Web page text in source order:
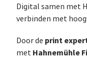
Digital samen met
verbinden met
Door de print
met Hahnemühle